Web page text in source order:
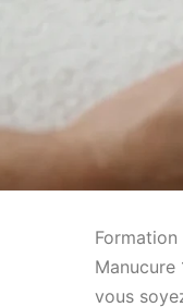
Formation
Manucure
vous